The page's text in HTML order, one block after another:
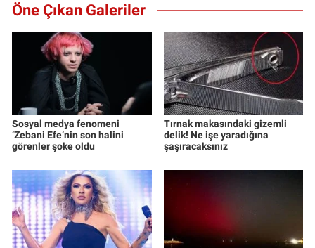
Öne Çıkan Galeriler
Sosyal medya fenomeni
‘Zebani Efe’nin son halini
görenler şoke oldu
Tırnak makasındaki gizemli
delik! Ne işe yaradığına
şaşıracaksınız